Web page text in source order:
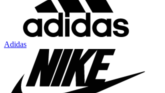
Adidas